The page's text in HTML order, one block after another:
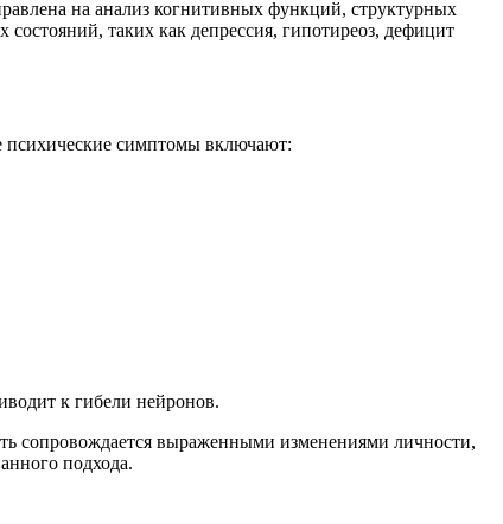
на анализ когнитивных функций, структурных
таких как депрессия, гипотиреоз, дефицит
психические симптомы включают:
к гибели нейронов.
сопровождается выраженными изменениями личности,
подхода.